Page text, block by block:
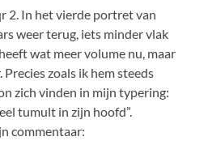
2. In het vierde portret van
weer terug, iets minder vlak
wat meer volume nu, maar
zoals ik hem steeds
zich vinden in mijn typering:
tumult in zijn hoofd”.
commentaar: